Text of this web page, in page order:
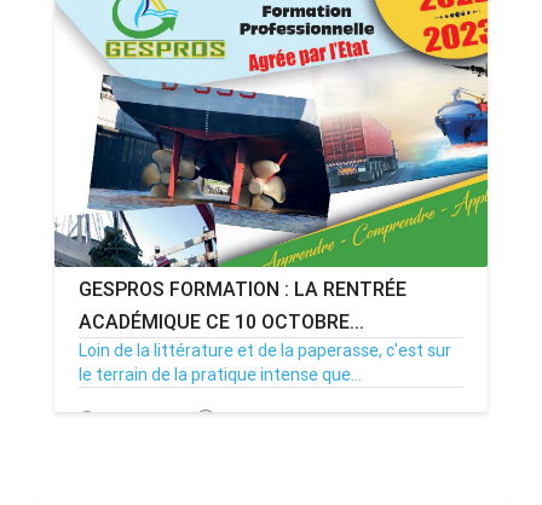
GESPROS FORMATION : LA RENTRÉE
ACADÉMIQUE CE 10 OCTOBRE...
Loin de la littérature et de la paperasse, c'est sur
le terrain de la pratique intense que...
20/09/22 Par MenouActu 0